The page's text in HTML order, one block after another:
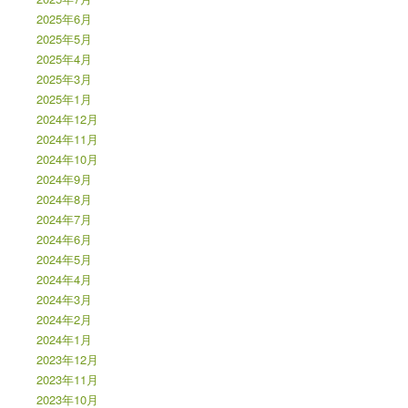
2025年6月
2025年5月
2025年4月
2025年3月
2025年1月
2024年12月
2024年11月
2024年10月
2024年9月
2024年8月
2024年7月
2024年6月
2024年5月
2024年4月
2024年3月
2024年2月
2024年1月
2023年12月
2023年11月
2023年10月